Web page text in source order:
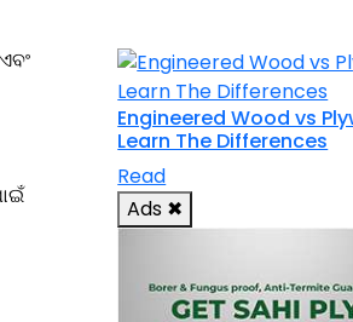
Engineered Wood vs
Learn The Differences
Read
Ads ✖